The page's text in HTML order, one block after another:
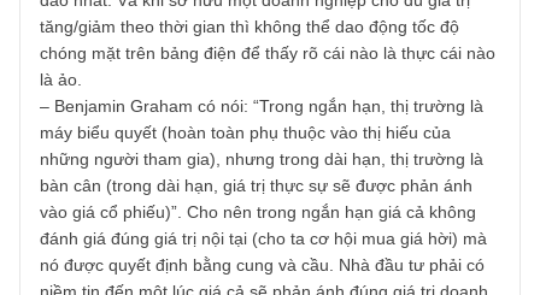
Mình đã từng trải qua cảm giác của bạn. Sau thời gian
tư, tìm tòi học hỏi, và quan trọng tìm ra cho mình một triết
đầu tư phù hợp mình chia sẻ vài ý nhằm “gỡ” phần nào
vướng mắc của bạn:
– Bạn hình dung mình mua cổ phiếu là mua một phần
doanh nghiệp. Và khi quyết định mua một cổ phiếu bạn
mình cách nghĩ mua toàn bộ để có một sự cân nhắc thấu
đáo nhất. Và khi sở hữu một doanh nghiệp cho dù giá trị
tăng/giảm theo thời gian thì không thể dao động tốc độ